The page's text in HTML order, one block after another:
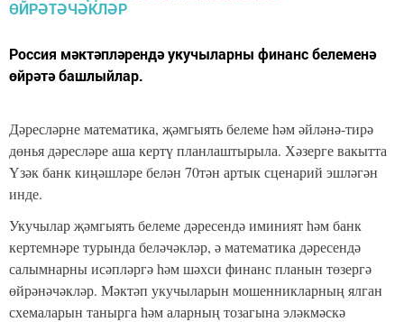
Россия мәктәпләрендә укучыларны финанс белеменә
өйрәтә башлыйлар.
Дәресләрне математика, җәмгыять белеме һәм әйләнә-тирә
дөнья дәресләре аша кертү планлаштырыла. Хәзерге вакытта
Үзәк банк киңәшләре белән 70тән артык сценарий эшләгән
инде.
Укучылар җәмгыять белеме дәресендә иминият һәм банк
кертемнәре турында беләчәкләр, ә математика дәресендә
салымнарны исәпләргә һәм шәхси финанс планын төзергә
өйрәнәчәкләр. Мәктәп укучыларын мошенникларның ялган
схемаларын танырга һәм аларның тозагына эләкмәскә